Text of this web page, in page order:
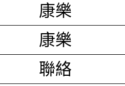
康樂
康樂
聯絡